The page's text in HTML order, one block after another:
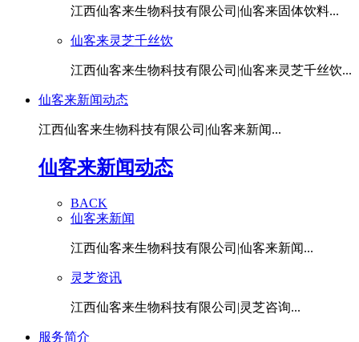
江西仙客来生物科技有限公司|仙客来固体饮料...
仙客来灵芝千丝饮
江西仙客来生物科技有限公司|仙客来灵芝千丝饮...
仙客来新闻动态
江西仙客来生物科技有限公司|仙客来新闻...
仙客来新闻动态
BACK
仙客来新闻
江西仙客来生物科技有限公司|仙客来新闻...
灵芝资讯
江西仙客来生物科技有限公司|灵芝咨询...
服务简介